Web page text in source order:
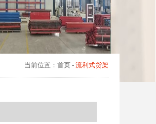
当前位置： 首页- 流利式货架